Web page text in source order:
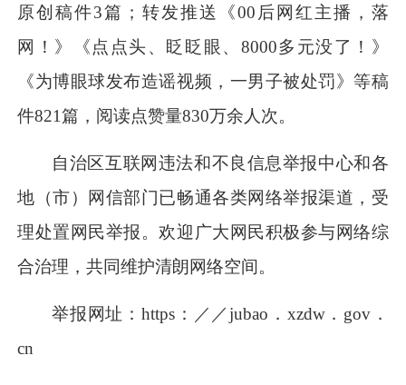
原创稿件3篇；转发推送 《00 后网红主播，落
网！ 》 《点点头、眨眨眼、 8000多元没了！ 》
《为博眼球发布造谣视频，一男子被处罚》等稿
件821篇，阅读点赞量830万余人次。
自治区互联网违法和不良信息举报中心和各
地（市）网信部门已畅通各类网络举报渠道， 受
理处置网民举报。欢迎广大网民积极参与网络综
合治理，共同维护清朗网络空间。
举报网址： https：／／jubao．xzdw．gov．
cn